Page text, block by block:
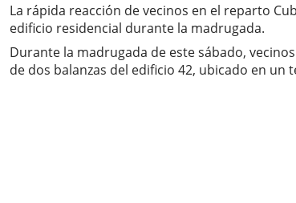
La rápida reacción de vecinos en el reparto
edificio residencial durante la madrugada.
Durante la madrugada de este sábado,
de dos balanzas del edificio 42, ubicado en